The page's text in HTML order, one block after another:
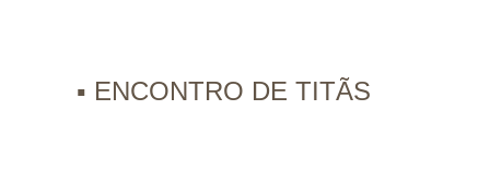
▪️ ENCONTRO DE TITÃS